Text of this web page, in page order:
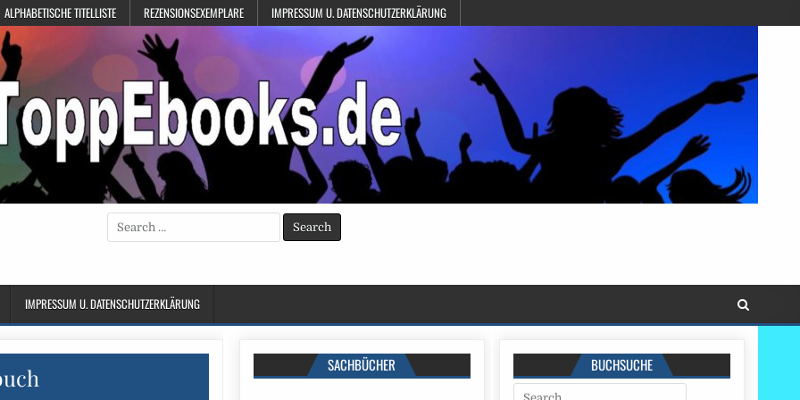
ALPHABETISCHE TITELLISTE REZENSIONSEXEMPLARE IMPRESSUM U. DATENSCHUTZERKLÄRUNG
Search
for:
IMPRESSUM U. DATENSCHUTZERKLÄRUNG
SACHBÜCHER BUCHSUCHE
Search